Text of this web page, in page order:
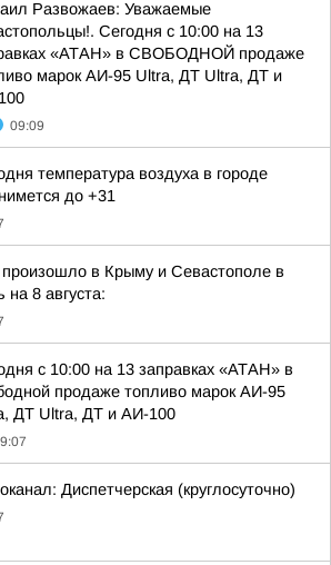
Развожаев: Уважаемые
Сегодня с 10:00 на 13
«АТАН» в СВОБОДНОЙ продаже
марок АИ-95 Ultra, ДТ Ultra, ДТ и
09:09
температура воздуха в городе
до +31
произошло в Крыму и Севастополе в
на 8 августа:
с 10:00 на 13 заправках «АТАН» в
продаже топливо марок АИ-95
ДТ Ultra, ДТ и АИ-100
Диспетчерская (круглосуточно)